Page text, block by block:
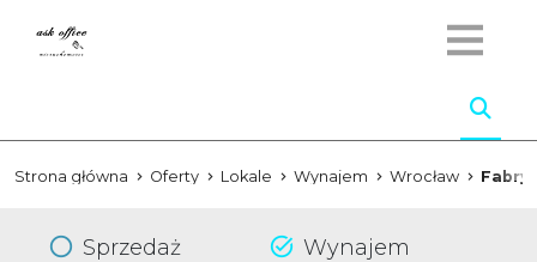
Strona główna Oferty Lokale Wynajem Wrocław
Sprzedaż
Wynajem